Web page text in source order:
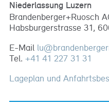
Niederlassung Luzern
Brandenberger+Ruosch
Habsburgerstrasse 31,
E-Mail lu@
Tel. +41 41 227 31 31
Lageplan und